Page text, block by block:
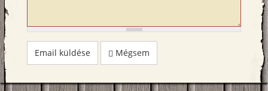
Email küldése Mégsem